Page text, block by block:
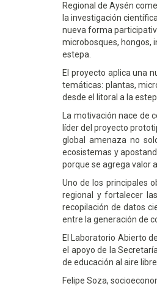
Regional de Aysén
la investigación
nueva forma
microbosques, hongos,
estepa.
El proyecto aplica una
temáticas: plantas,
desde el litoral a la
La motivación nace de
líder del proyecto
global amenaza no
ecosistemas y
porque se agrega valor
Uno de los principales
regional y fortalecer
recopilación de datos
entre la generación de
El Laboratorio Abierto
el apoyo de la
de educación al aire
Felipe Soza,